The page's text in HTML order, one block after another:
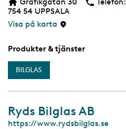
754 54 UPPSALA
Visa på karta
Produkter & tjänster
BILGLAS
Ryds Bilglas AB
W
https://www.rydsbilglas.se